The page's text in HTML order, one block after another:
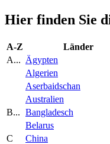
Hier finden Sie
A-Z
Länder
A... Ägypten
Algerien
Aserbaidschan
Australien
B... Bangladesch
Belarus
C
China